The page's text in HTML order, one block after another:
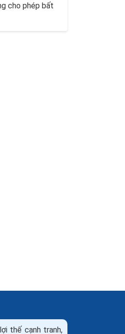
cho phép bất
thế cạnh tranh,